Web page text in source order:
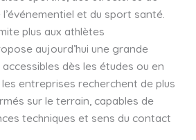
et du sport santé.
plus aux athlètes
aujourd’hui une grande
dès les études ou en
entreprises recherchent de plus
sur le terrain, capables de
techniques et sens du contact